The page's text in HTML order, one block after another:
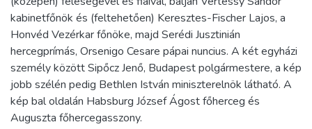
kabinetfőnök és (feltehetően) Keresztes-Fischer Lajos, a
Honvéd Vezérkar főnöke, majd Serédi Jusztinián
hercegprímás, Orsenigo Cesare pápai nuncius. A két egyházi
személy között Sipőcz Jenő, Budapest polgármestere, a kép
jobb szélén pedig Bethlen István miniszterelnök látható. A
kép bal oldalán Habsburg József Ágost főherceg és
Auguszta főhercegasszony.